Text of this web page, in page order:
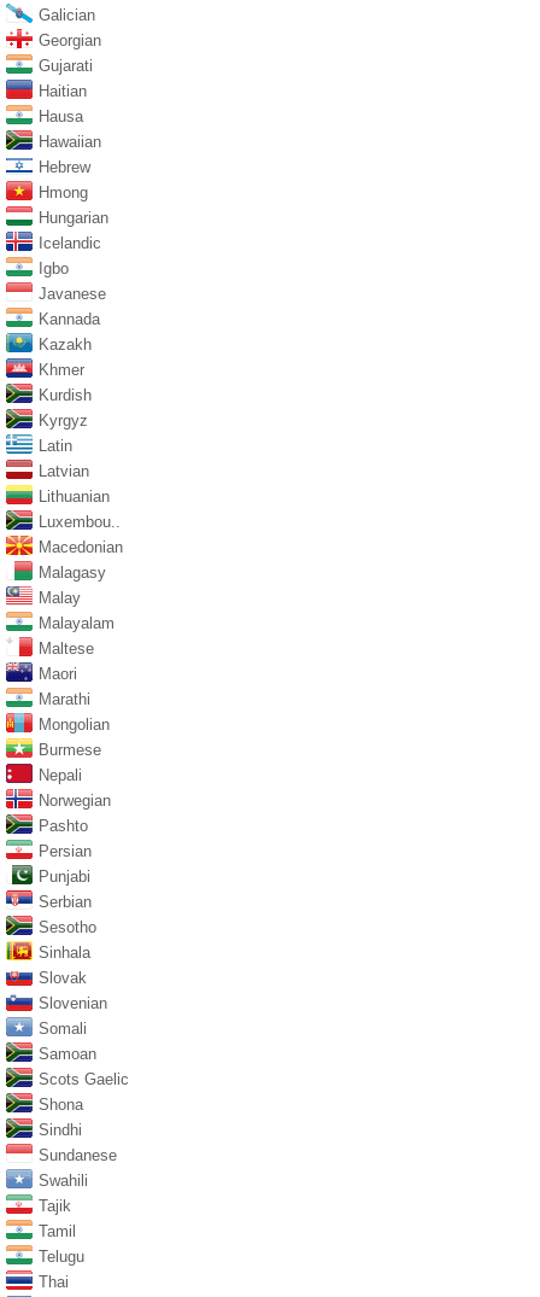
Galician
Georgian
Gujarati
Haitian
Hausa
Hawaiian
Hebrew
Hmong
Hungarian
Icelandic
Igbo
Javanese
Kannada
Kazakh
Khmer
Kurdish
Kyrgyz
Latin
Latvian
Lithuanian
Luxembou..
Macedonian
Malagasy
Malay
Malayalam
Maltese
Maori
Marathi
Mongolian
Burmese
Nepali
Norwegian
Pashto
Persian
Punjabi
Serbian
Sesotho
Sinhala
Slovak
Slovenian
Somali
Samoan
Scots Gaelic
Shona
Sindhi
Sundanese
Swahili
Tajik
Tamil
Telugu
Thai